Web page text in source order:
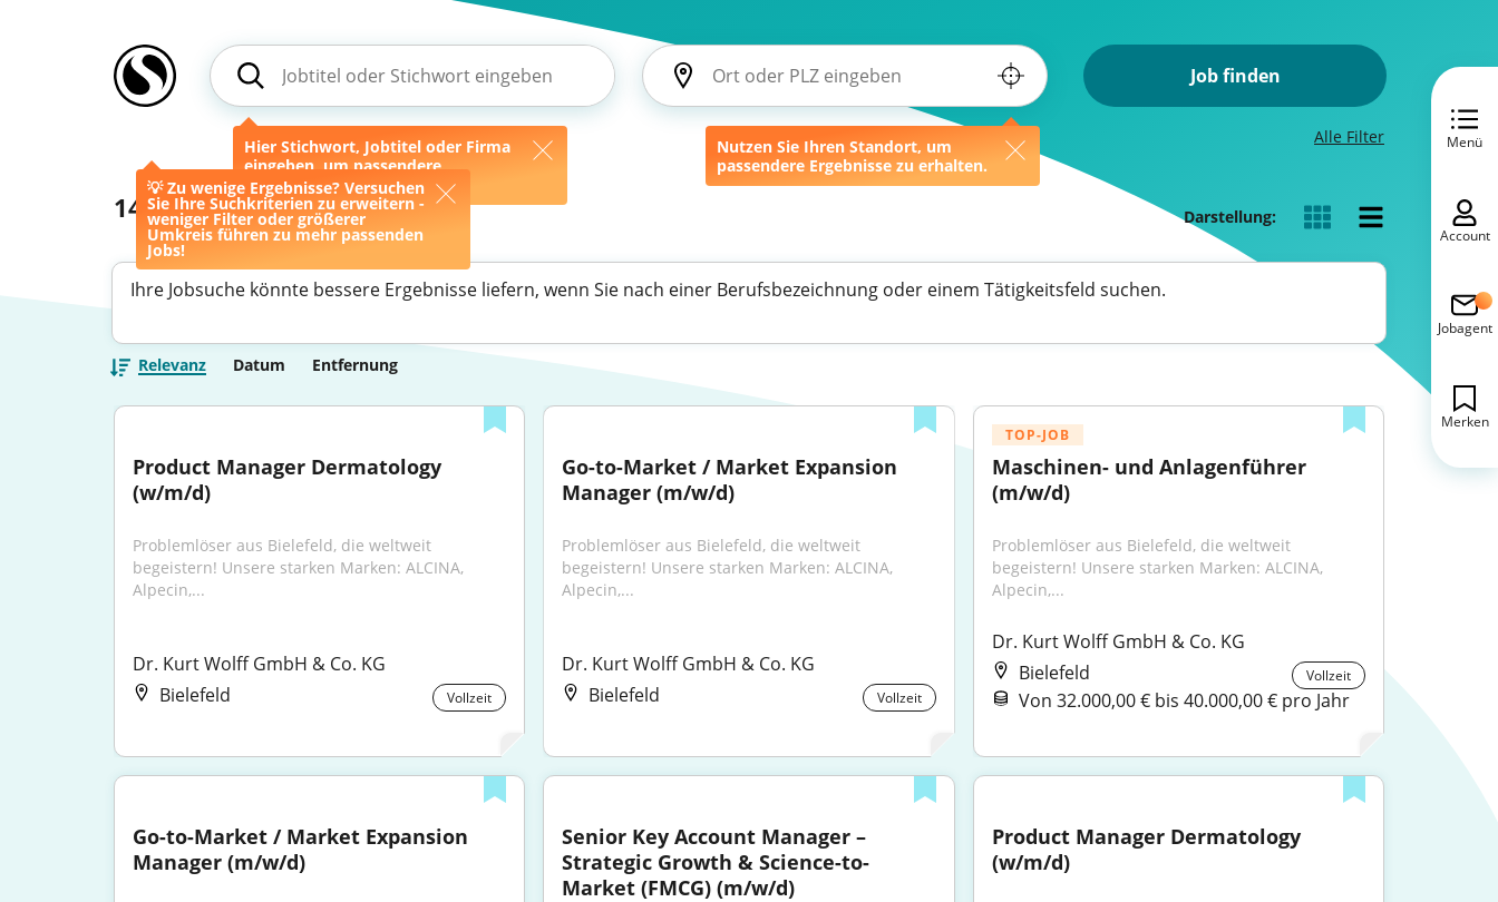
Hier Stichwort, Jobtitel oder Firma
eingeben, um passendere
Ergebnisse zu erhalten.
Nutzen Sie Ihren Standort, um
passendere Ergebnisse zu erhalten.
Job finden
💡 Zu wenige Ergebnisse? Versuchen
Sie Ihre Suchkriterien zu erweitern -
weniger Filter oder größerer
Umkreis führen zu mehr passenden
Jobs!
Alle Filter
14 Jobs Darstellung:
Ihre Jobsuche könnte bessere Ergebnisse liefern, wenn Sie nach einer Berufsbezeichnung oder einem Tätigkeitsfeld suchen.
Relevanz Datum Entfernung
Product Manager Dermatology
(w/m/d)
Problemlöser aus Bielefeld, die weltweit
begeistern! Unsere starken Marken: ALCINA,
Alpecin,...
Dr. Kurt Wolff GmbH & Co. KG
Bielefeld
Vollzeit
Go-to-Market / Market Expansion
Manager (m/w/d)
Problemlöser aus Bielefeld, die weltweit
begeistern! Unsere starken Marken: ALCINA,
Alpecin,...
Dr. Kurt Wolff GmbH & Co. KG
Bielefeld
Vollzeit
TOP-JOB
Maschinen- und Anlagenführer
(m/w/d)
Problemlöser aus Bielefeld, die weltweit
begeistern! Unsere starken Marken: ALCINA,
Alpecin,...
Dr. Kurt Wolff GmbH & Co. KG
Bielefeld
Vollzeit
Von 32.000,00 € bis 40.000,00 € pro Jahr
Go-to-Market / Market Expansion
Manager (m/w/d)
Senior Key Account Manager –
Strategic Growth & Science-to-
Market (FMCG) (m/w/d)
Product Manager Dermatology
(w/m/d)
Menü
Account
Jobagent
Merken